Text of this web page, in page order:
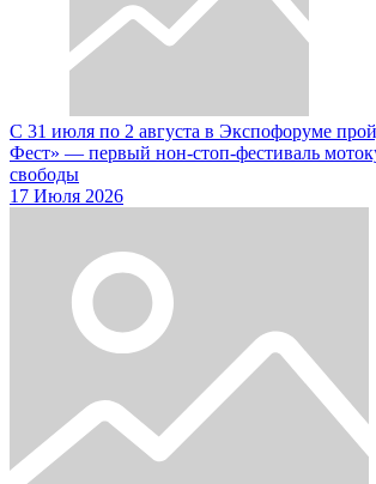
С 31 июля по 2 августа в Экспофоруме
Фест» — первый нон-стоп-фестиваль
свободы
17 Июля 2026